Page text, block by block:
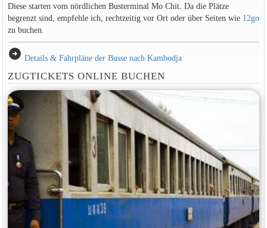
Diese starten vom nördlichen Busterminal Mo Chit. Da die Plätze
begrenzt sind, empfehle ich, rechtzeitig vor Ort oder über Seiten wie 12go
zu buchen.
arrow_circle_right Details & Fahrpläne der Busse nach Kambodja
ZUGTICKETS ONLINE BUCHEN